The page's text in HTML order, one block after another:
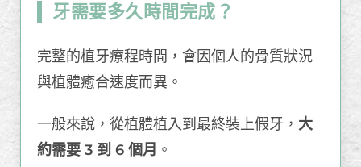
牙需要多久時間完成？
完整的植牙療程時間，會因個人的骨質狀況
與植體癒合速度而異。
一般來說，從植體植入到最終裝上假牙， 大
約需要 3 到 6 個月 。